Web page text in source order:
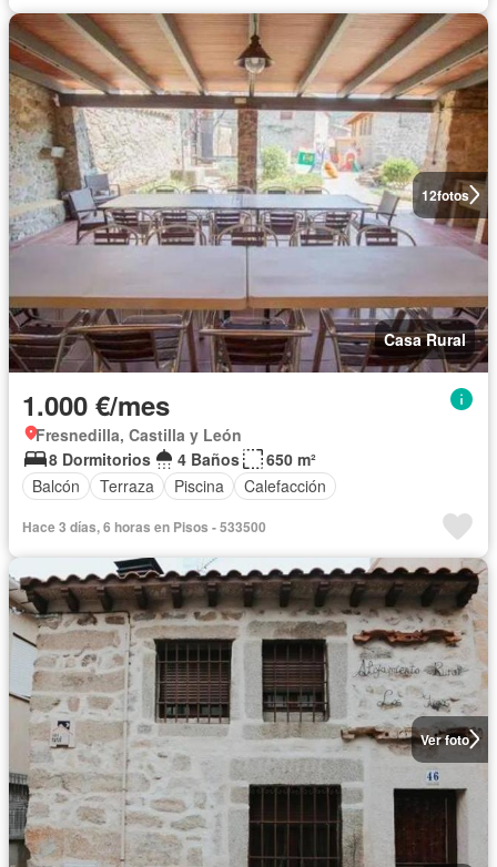
12fotos
Casa Rural
1.000 €/mes
Fresnedilla, Castilla y León
8 Dormitorios
4 Baños
650 m²
Balcón
Terraza Piscina Calefacción
Hace 3 días, 6 horas en Pisos - 533500
Ver foto